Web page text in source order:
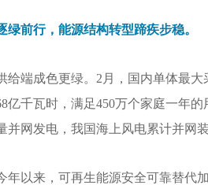
绿前行，能源结构转型蹄疾步稳。
给端成色更绿。2月，国内单体最
亿千瓦时，满足450万个家庭一年
并网发电，我国海上风电累计并网
年以来，可再生能源安全可靠替代